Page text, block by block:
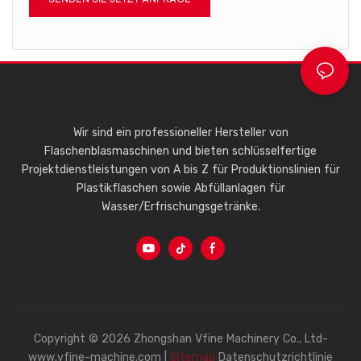
Wir sind ein professioneller Hersteller von
Flaschenblasmaschinen und bieten schlüsselfertige
Projektdienstleistungen von A bis Z für Produktionslinien für
Plastikflaschen sowie Abfüllanlagen für
Wasser/Erfrischungsgetränke.
Copyright © 2026 Zhongshan Vfine Machinery Co., Ltd-
www.vfine-machine.com |
Sitemap Datenschutzrichtlinie